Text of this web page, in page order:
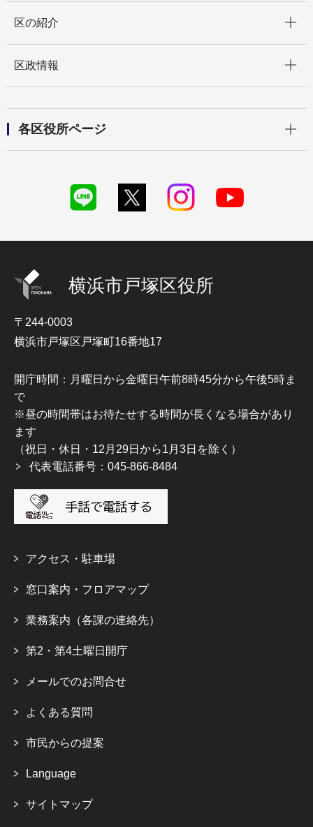
区の紹介
区政情報
各区役所ページ
横浜市戸塚区役所
〒244-0003
横浜市戸塚区戸塚町16番地17
開庁時間：月曜日から金曜日午前8時45分から午後5時ま
で
※昼の時間帯はお待たせする時間が長くなる場合があり
ます
（祝日・休日・12月29日から1月3日を除く）
代表電話番号：045-866-8484
アクセス・駐車場
窓口案内・フロアマップ
業務案内（各課の連絡先）
第2・第4土曜日開庁
メールでのお問合せ
よくある質問
市民からの提案
Language
サイトマップ